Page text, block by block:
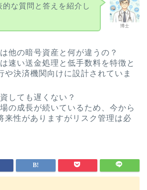
博士
な質問と答えを紹介し
他の暗号資産と何が違うの？
速い送金処理と低手数料を特徴と
や決済機関向けに設計されていま
しても遅くない？
の成長が続いているため、今から
来性がありますがリスク管理は必